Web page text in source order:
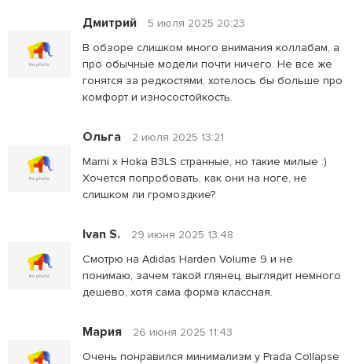
Дмитрий
5 июля 2025 20:23
В обзоре слишком много внимания коллабам, а
про обычные модели почти ничего. Не все же
гонятся за редкостями, хотелось бы больше про
комфорт и износостойкость.
Ольга
2 июля 2025 13:21
Marni x Hoka B3LS странные, но такие милые :)
Хочется попробовать, как они на ноге, не
слишком ли громоздкие?
Ivan S.
29 июня 2025 13:48
Смотрю на Adidas Harden Volume 9 и не
понимаю, зачем такой глянец, выглядит немного
дешево, хотя сама форма классная.
Мария
26 июня 2025 11:43
Очень понравился минимализм у Prada Collapse